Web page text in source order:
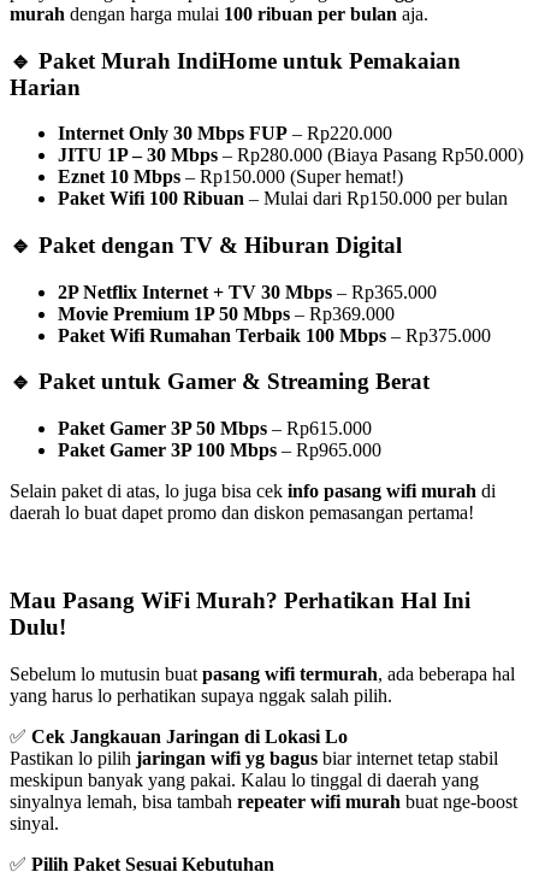
murah dengan harga mulai 100 ribuan per bulan aja.
🔹 Paket Murah IndiHome untuk Pemakaian
Harian
Internet Only 30 Mbps FUP – Rp220.000
JITU 1P – 30 Mbps – Rp280.000 (Biaya Pasang Rp50.000)
Eznet 10 Mbps – Rp150.000 (Super hemat!)
Paket Wifi 100 Ribuan – Mulai dari Rp150.000 per bulan
🔹 Paket dengan TV & Hiburan Digital
2P Netflix Internet + TV 30 Mbps – Rp365.000
Movie Premium 1P 50 Mbps – Rp369.000
Paket Wifi Rumahan Terbaik 100 Mbps – Rp375.000
🔹 Paket untuk Gamer & Streaming Berat
Paket Gamer 3P 50 Mbps – Rp615.000
Paket Gamer 3P 100 Mbps – Rp965.000
Selain paket di atas, lo juga bisa cek info pasang wifi murah di
daerah lo buat dapet promo dan diskon pemasangan pertama!
Mau Pasang WiFi Murah? Perhatikan Hal Ini
Dulu!
Sebelum lo mutusin buat pasang wifi termurah, ada beberapa hal
yang harus lo perhatikan supaya nggak salah pilih.
✅ Cek Jangkauan Jaringan di Lokasi Lo
Pastikan lo pilih jaringan wifi yg bagus biar internet tetap stabil
meskipun banyak yang pakai. Kalau lo tinggal di daerah yang
sinyalnya lemah, bisa tambah repeater wifi murah buat nge-boost
sinyal.
✅ Pilih Paket Sesuai Kebutuhan